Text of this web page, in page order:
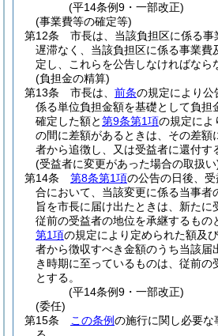
(平14条例9・一部改正)
(事業費等の確定等)
第12条
市長は、当該負担区に係る事
遅滞なく、当該負担区に係る事業費
定し、これらを公告しなければなら
(負担金の精算)
第13条
市長は、 前条の規定により公
係る単位負担金額を基礎として負担
確定した額と第9条第1項の規定によ
の間に差額があるときは、その差額
者から追徴し、又は受益者に還付す
(受益者に変更があった場合の取扱い
第14条
第8条第1項の公告の日後、
合において、当該変更に係る当事者
旨を市長に届け出たときは、新たに
従前の受益者の地位を承継するもの
第1項の規定により定められた額及び
者から徴収すべき金額のうち当該届
き時期に至っているものは、従前の
とする。
(平14条例9・一部改正)
(委任)
第15条
この条例の施行に関し必要な